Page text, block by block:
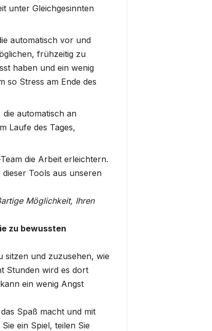
unter Gleichgesinnten
automatisch vor und
frühzeitig zu
haben und ein wenig
so Stress am Ende des
automatisch an
Laufe des Tages,
die Arbeit erleichtern.
Tools aus unseren
Möglichkeit, Ihren
zu bewussten
sitzen und zuzusehen, wie
Stunden wird es dort
ein wenig Angst
Spaß macht und mit
ein Spiel, teilen Sie